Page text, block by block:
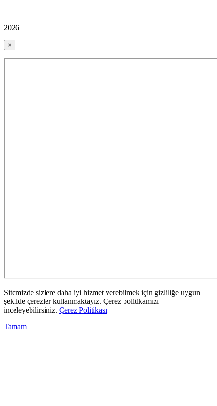
2026
×
Sitemizde sizlere daha iyi hizmet verebilmek için gizliliğe uygun
şekilde çerezler kullanmaktayız. Çerez politikamızı
inceleyebilirsiniz. Çerez Politikası
Tamam